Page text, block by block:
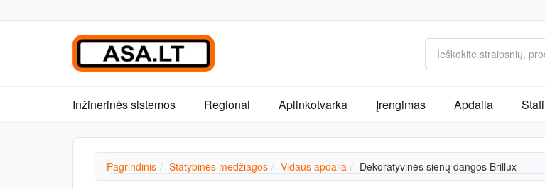
Inžinerinės sistemos Regionai Aplinkotvarka Įrengimas Apdaila
Pagrindinis Statybinės medžiagos Vidaus apdaila Dekoratyvinės sienų dangos Brillux